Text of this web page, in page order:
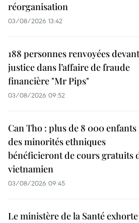
réorganisation
03/08/2026 13:42
188 personnes renvoyées
justice dans l’affaire de fraude
financière "Mr Pips"
03/08/2026 09:52
Can Tho : plus de 8 000 enfants
des minorités ethniques
bénéficieront de cours gratuits
vietnamien
03/08/2026 09:45
Le ministère de la Santé exhorte